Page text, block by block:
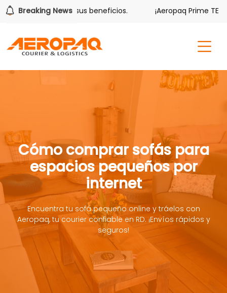
Breaking News
también tiene sus beneficios. ¡Aeropaq Prime TE DA
Cómo comprar sofás para
espacios pequeños por
internet
Encuentra tu sofá pequeño online y tráelos con
Aeropaq, tu courier confiable en RD. ¡Envíos rápidos y
seguros!